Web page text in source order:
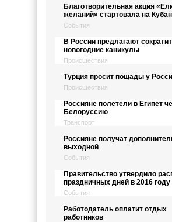
Благотворительная акция
желаний» стартовала на
События
В России предлагают
новогодние каникулы
Происшествия
Турция просит пощады у
Происшествия
Россияне полетели в Египет
Белоруссию
Транспорт
Россияне получат
выходной
События
Правительство утвердило
праздничных дней в 2016 году
События
Работодатель оплатит отдых
работников